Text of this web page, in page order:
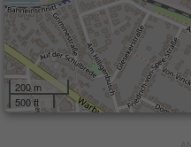
200 m
500 ft